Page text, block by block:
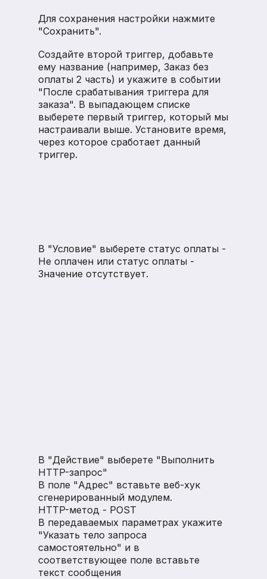
В "Действие" выберете "Выполнить
HTTP-запрос"
В поле "Адрес" вставьте веб-хук
сгенерированный модулем.
HTTP-метод - POST
В передаваемых параметрах укажите
"Указать тело запроса
самостоятельно" и в
соответствующее поле вставьте
текст сообщения
В "Условие" выберете статус оплаты -
Не оплачен или статус оплаты -
Значение отсутствует.
Для сохранения настройки нажмите
"Сохранить".
Создайте второй триггер, добавьте
ему название (например, Заказ без
оплаты 2 часть) и укажите в событии
"После срабатывания триггера для
заказа". В выпадающем списке
выберете первый триггер, который мы
настраивали выше. Установите время,
через которое сработает данный
триггер.